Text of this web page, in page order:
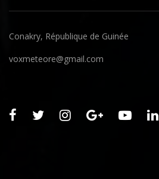
Conakry, République de Guinée
voxmeteore@gmail.com